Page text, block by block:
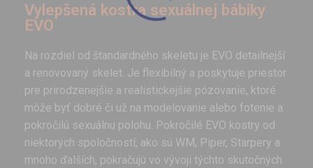
Vylepšená kostra sexuálnej bábiky
EVO
Na rozdiel od štandardného skeletu je EVO detailnejší
a renovovaný skelet. Je flexibilný a poskytuje priestor
pre prirodzenejšie a realistickejšie pózovanie, ktoré
môže byť dobré či už na modelovanie alebo fotenie a
pokročilú sexuálnu polohu. Pokročilé EVO kostry od
niektorých spoločností, ako sú WM, Piper, Starpery a
mnoho ďalších, pokračujú vo vývoji týchto skutočných